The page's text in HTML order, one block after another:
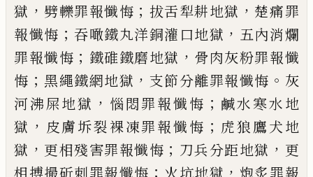
獄 ， 劈轢罪報懺悔 ； 拔舌犁耕地獄 ， 楚痛罪
報懺悔 ； 吞噉鐵丸洋銅灌口地獄 ， 五內消爛
罪報懺悔 ； 鐵碓鐵磨地獄 ， 骨肉灰粉罪報懺
悔 ； 黑繩鐵網地獄 ， 支節分離罪報懺悔 。 灰
河沸屎地獄 ， 惱悶罪報懺悔 ； 鹹水寒水地
獄 ， 皮膚坼裂裸凍罪報懺悔 ； 虎狼鷹犬地
獄 ， 更相殘害罪報懺悔 ； 刀兵分距地獄 ， 更
相搏撮斫刺罪報懺悔 ； 火坑地獄 ， 炮炙罪報